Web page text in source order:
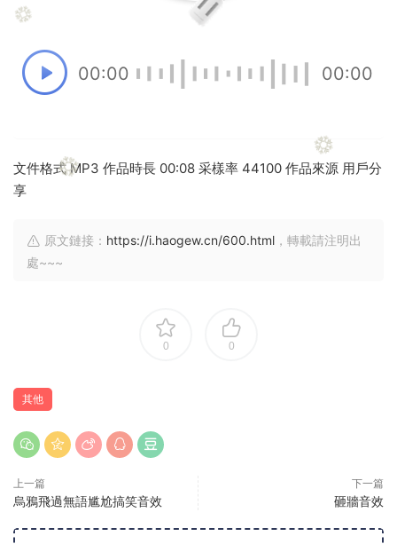
00:00 00:00
文件格式 MP3 作品時長 00:08 采樣率 44100 作品來源 用戶分
享
原文鏈接： https://i.haogew.cn/600.html ，轉載請注明出
處~~~
0 0
其他
上一篇
烏鴉飛過無語尴尬搞笑音效
下一篇
砸牆音效